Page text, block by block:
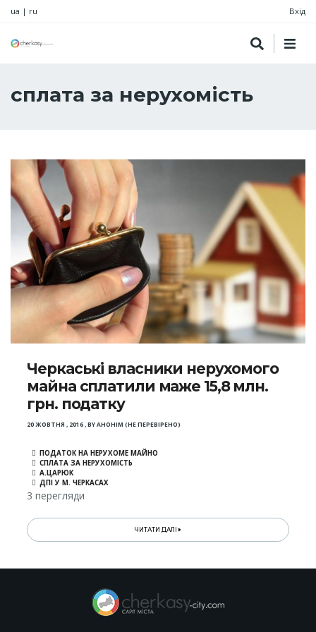
ua | ru Вхід
сплата за нерухомість
Черкаські власники нерухомого
майна сплатили маже 15,8 млн.
грн. податку
20 ЖОВТНЯ , 2016,BYАНОНІМ (НЕ ПЕРЕВІРЕНО)
ПОДАТОК НА НЕРУХОМЕ МАЙНО
СПЛАТА ЗА НЕРУХОМІСТЬ
А.ЦАРЮК
ДПІ У М. ЧЕРКАСАХ
3 перегляди
ЧИТАТИ ДАЛІ